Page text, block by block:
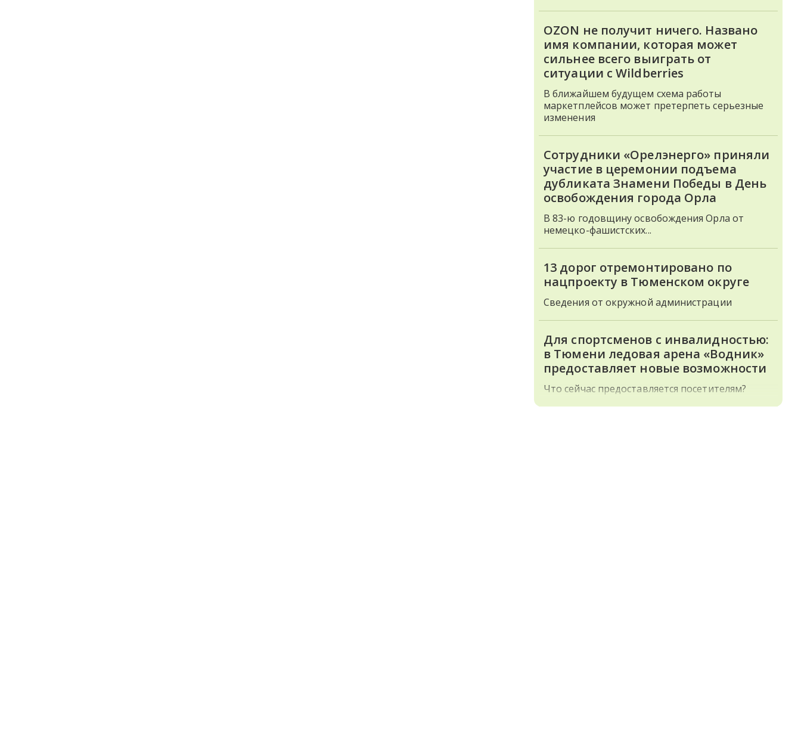
OZON не получит ничего. Названо
имя компании, которая может
сильнее всего выиграть от
ситуации с Wildberries
В ближайшем будущем схема работы
маркетплейсов может претерпеть серьезные
изменения
Сотрудники «Орелэнерго» приняли
участие в церемонии подъема
дубликата Знамени Победы в День
освобождения города Орла
В 83-ю годовщину освобождения Орла от
немецко-фашистских...
13 дорог отремонтировано по
нацпроекту в Тюменском округе
Сведения от окружной администрации
Для спортсменов с инвалидностью:
в Тюмени ледовая арена «Водник»
предоставляет новые возможности
Что сейчас предоставляется посетителям?